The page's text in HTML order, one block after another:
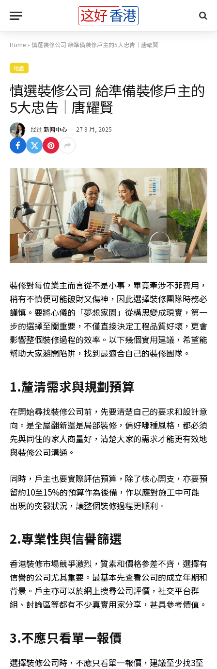
Home » 慎選裝修公司 給準備裝修戶主的5大忠告｜唐耀賢
地產
慎選裝修公司 給準備裝修戶主的
5大忠告｜唐耀賢
经过 新闻中心 27 9 月, 2025
裝修對每位業主而言從不是小事，畢竟牽涉不菲費用，
稍有不慎便可能破財又傷神，因此選擇裝修團隊時務必
謹慎。要將心儀的「夢想家園」從構思變成現實，第一
步的選擇至關重要，不僅直接決定工程品質好壞，更會
影響整個裝修過程的效率。以下幾個實用建議，希望能
幫助大家避開陷阱，找到最適合自己的裝修團隊。
1.釐清需求與規劃預算
在開始尋找裝修公司前，先要清楚自己的要求和設計意
向。是全屋翻新還是局部裝修，偏好哪種風格，都必須
先與同住的家人商量好，清楚大家的需求才能更有效地
與裝修公司溝通。
同時，戶主也要實際評估預算，除了核心開支，亦要預
留約10至15%的預算作為後備，作以應對施工中可能
出現的突發狀況，讓整個裝修過程更順利。
2.專業性與信譽篩選
香港裝修市場競爭激烈，質素和價格參差不齊，選擇有
信譽的公司尤其重要。最基本先查看公司的成立年期和
背景。戶主亦可以於網上搜尋公司評價，社交平台群
組、討論區等都有不少真實用家分享，甚具參考價值。
3.不應只看單一報價
選擇裝修公司時，不應只看單一報價，建議至少找3至